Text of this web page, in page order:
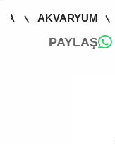
AKVARYUM
PAYLAŞ